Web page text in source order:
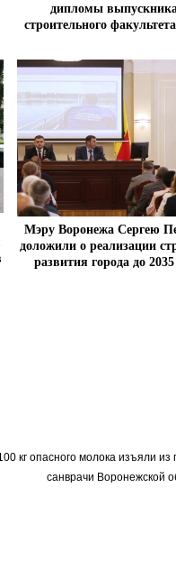
дипломы
строительного
Мэру Воронежа Сергею
доложили о реализации
развития города до 2035
кг опасного молока изъяли из
санврачи Воронежской